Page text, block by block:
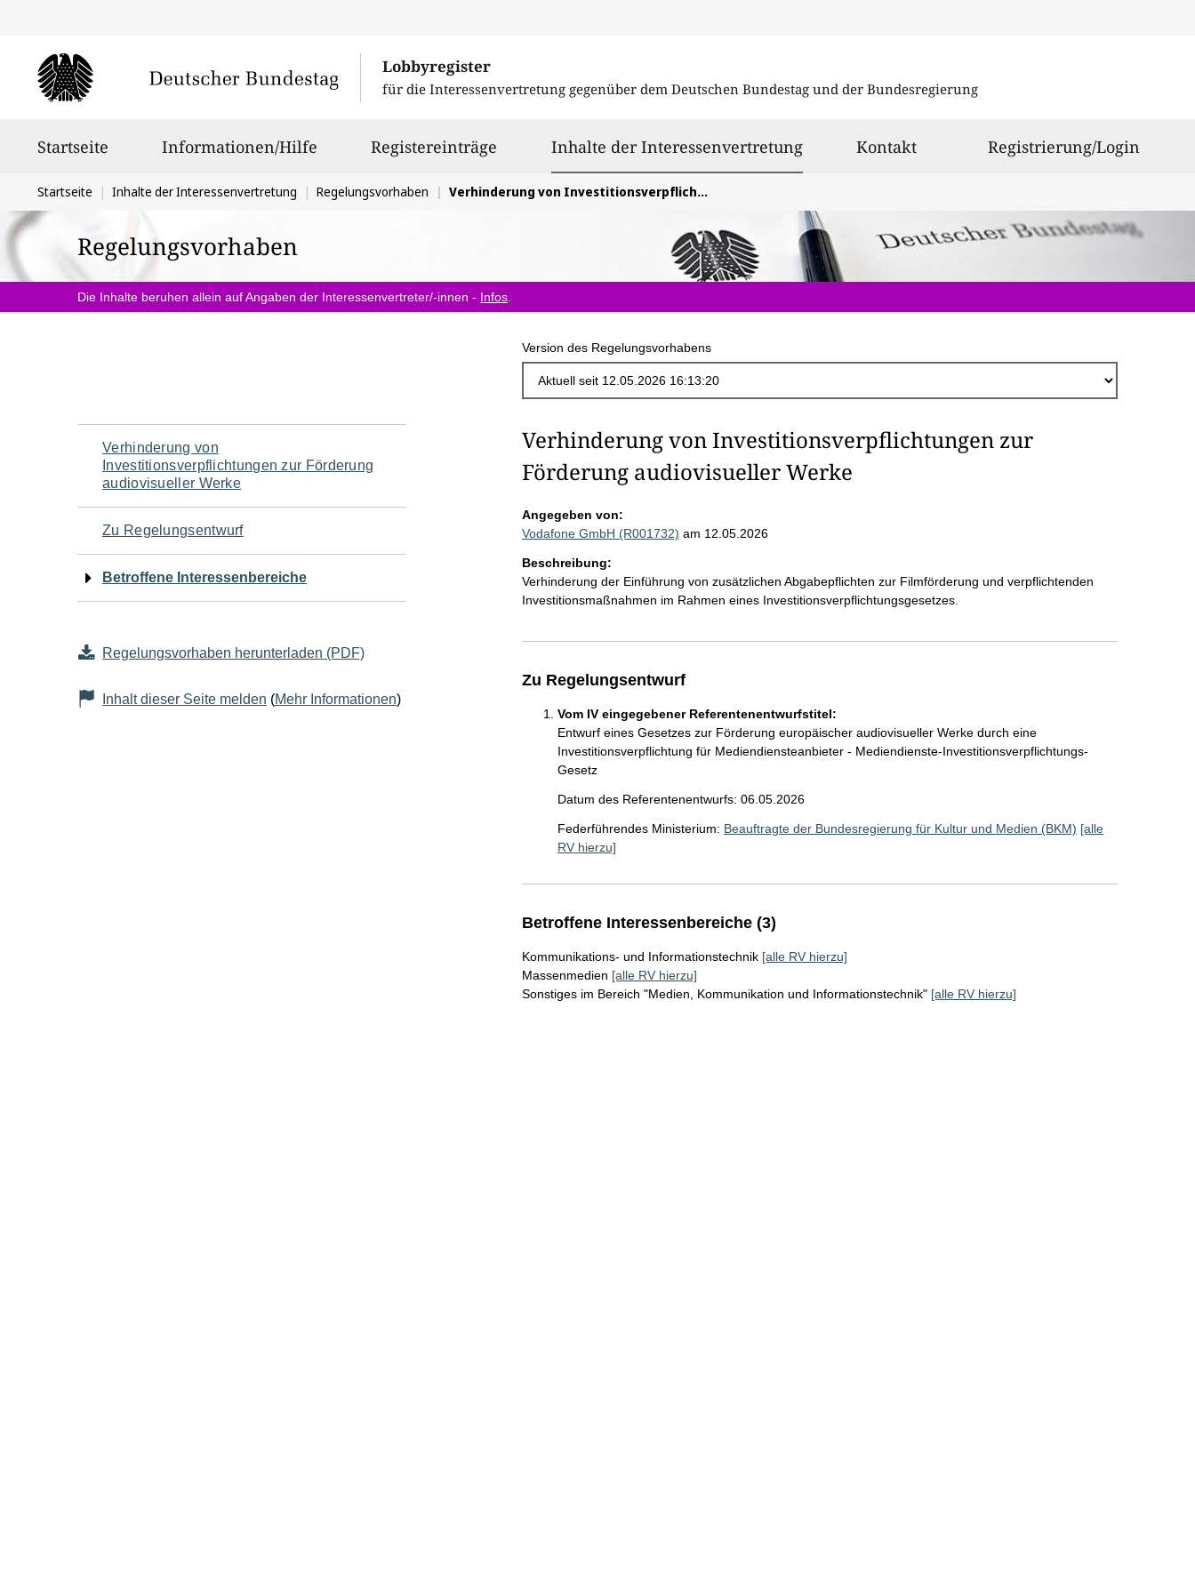
Lobbyregister
für die Interessenvertretung gegenüber dem Deutschen Bundestag und der Bundesregierung
Startseite Informationen/Hilfe Registereinträge Inhalte der Interessenvertretungausgewählt
Kontakt Registrierung/Login
Sie
befinden
sich
hier:
Startseite Inhalte der Interessenvertretung Regelungsvorhaben Verhinderung von Investitionsverpflichtungen zur Förderung audiovisueller Werke
Regelungsvorhaben
Die Inhalte beruhen allein auf Angaben der Interessenvertreter/-innen - Infos
Version des Regelungsvorhabens
Navigation
für
den
Seiteninhalt
Verhinderung von
Investitionsverpflichtungen zur Förderung
audiovisueller Werke
Zu Regelungsentwurf
Betroffene Interessenbereiche
Regelungsvorhaben herunterladen (PDF)
Inhalt dieser Seite melden (Mehr Informationen)
Verhinderung von Investitionsverpflichtungen zur
Förderung audiovisueller Werke
Angegeben von:
Vodafone GmbH (R001732) am 12.05.2026
Beschreibung:
Verhinderung der Einführung von zusätzlichen Abgabepflichten zur Filmförderung und verpflichtenden
Investitionsmaßnahmen im Rahmen eines Investitionsverpflichtungsgesetzes.
Zu Regelungsentwurf
Vom IV eingegebener Referentenentwurfstitel:
Entwurf eines Gesetzes zur Förderung europäischer audiovisueller Werke durch eine
Investitionsverpflichtung für Mediendiensteanbieter - Mediendienste-Investitionsverpflichtungs-
Gesetz
Datum des Referentenentwurfs: 06.05.2026
Federführendes Ministerium: Beauftragte der Bundesregierung für Kultur und Medien (BKM) [alle
RV hierzu]
Betroffene Interessenbereiche (3)
Kommunikations- und Informationstechnik [alle RV hierzu]
Massenmedien [alle RV hierzu]
Sonstiges im Bereich "Medien, Kommunikation und Informationstechnik" [alle RV hierzu]